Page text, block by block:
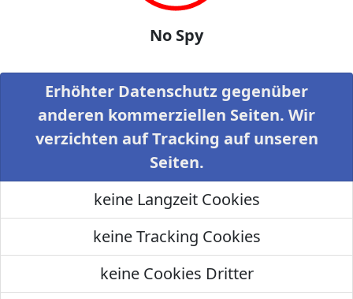
No Spy
Erhöhter Datenschutz gegenüber
anderen kommerziellen Seiten. Wir
verzichten auf Tracking auf unseren
Seiten.
keine Langzeit Cookies
keine Tracking Cookies
keine Cookies Dritter